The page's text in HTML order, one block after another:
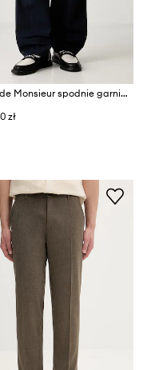
Drôle de Monsieur spodnie garniturowe męskie z bawełną Golfer
zł